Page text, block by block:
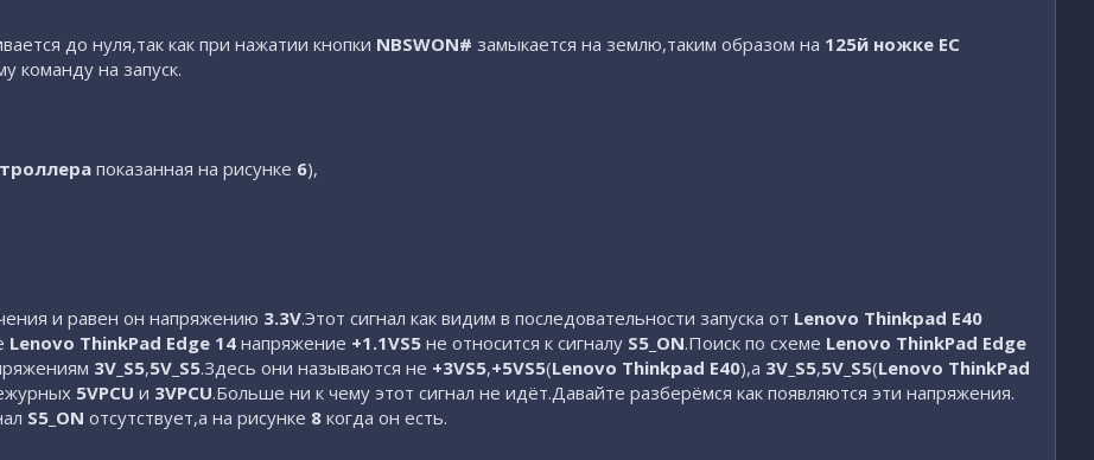
до нуля,так как при нажатии кнопки NBSWON# замыкается на землю,таким образом на 125й ножке EC
команду на запуск.
показанная на рисунке 6),
и равен он напряжению 3.3V.Этот сигнал как видим в последовательности запуска от Lenovo Thinkpad E40
Lenovo ThinkPad Edge 14 напряжение +1.1VS5 не относится к сигналу S5_ON.Поиск по схеме Lenovo ThinkPad Edge
3V_S5,5V_S5.Здесь они называются не +3VS5,+5VS5(Lenovo Thinkpad E40),а 3V_S5,5V_S5(Lenovo ThinkPad
5VPCU и 3VPCU.Больше ни к чему этот сигнал не идёт.Давайте разберёмся как появляются эти напряжения.
S5_ON отсутствует,а на рисунке 8 когда он есть.